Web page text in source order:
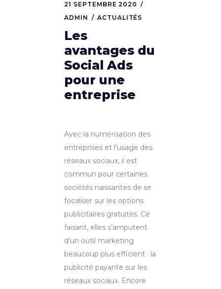
21 SEPTEMBRE 2020
ADMIN
ACTUALITÉS
Les
avantages du
Social Ads
pour une
entreprise
Avec la numérisation des
entreprises et l’usage des
réseaux sociaux, il est
commun pour certaines
sociétés naissantes de se
focaliser sur les options
publicitaires gratuites. Ce
faisant, elles s’amputent
d’un outil marketing
beaucoup plus efficient : la
publicité payante sur les
réseaux sociaux. Encore